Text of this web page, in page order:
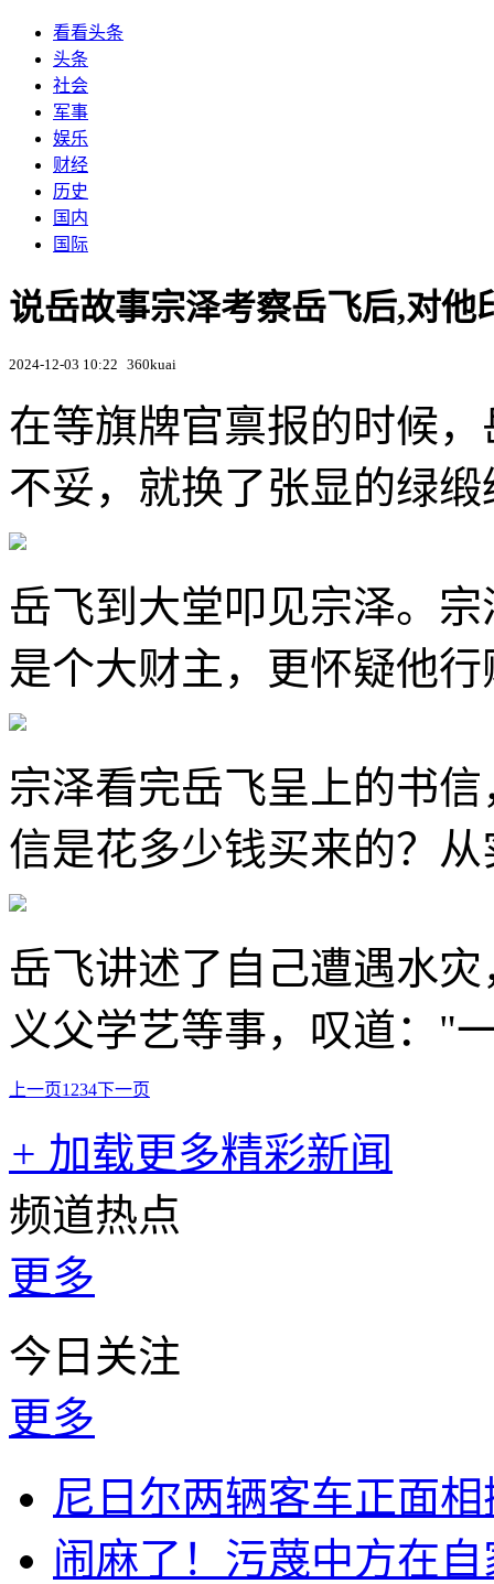
看看头条
头条
社会
军事
娱乐
财经
历史
国内
国际
说岳故事宗泽考察岳飞后,对
2024-12-03 10:22 360kuai
在等旗牌官禀报的时候
不妥，就换了张显的绿
岳飞到大堂叩见宗泽。
是个大财主，更怀疑他
宗泽看完岳飞呈上的书
信是花多少钱买来的？
岳飞讲述了自己遭遇水
义父学艺等事，叹道："
上一页1 234下一页
+ 加载更多精彩新闻
频道热点
更多
今日关注
更多
尼日尔两辆客车正面
闹麻了！污蔑中方在